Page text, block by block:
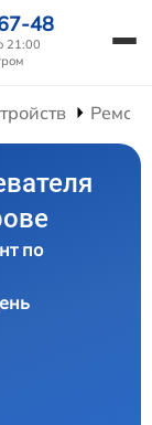
48
21:00
по